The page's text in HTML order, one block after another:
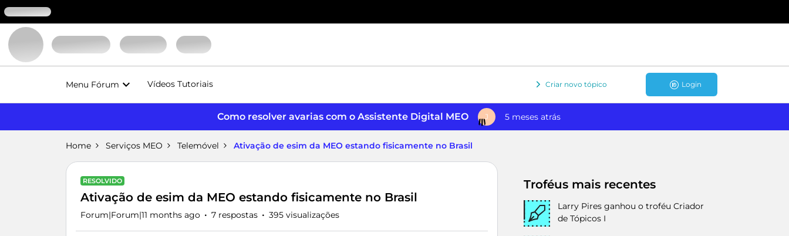
Menu Fórum Vídeos Tutoriais Criar novo tópico Login
Como resolver avarias com o Assistente Digital MEO J 5 meses atrás
Home Serviços MEO Telemóvel Ativação de esim da MEO estando fisicamente no Brasil
RESOLVIDO
Ativação de esim da MEO estando fisicamente no Brasil
Forum|Forum|11 months ago 7 respostas 395 visualizações
Troféus mais recentes
Larry Pires ganhou o troféu Criador
de Tópicos I